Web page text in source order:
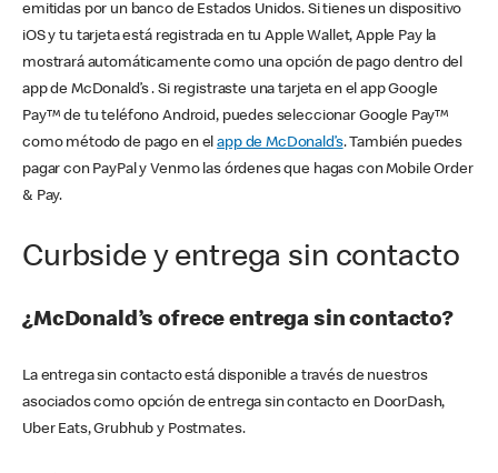
emitidas por un banco de Estados Unidos. Si tienes un dispositivo
iOS y tu tarjeta está registrada en tu Apple Wallet, Apple Pay la
mostrará automáticamente como una opción de pago dentro del
app de McDonald’s . Si registraste una tarjeta en el app Google
Pay™ de tu teléfono Android, puedes seleccionar Google Pay™
como método de pago en elapp de McDonald’s. También puedes
pagar con PayPal y Venmo las órdenes que hagas con Mobile Order
& Pay.
Curbside y entrega sin contacto
¿McDonald’s ofrece entrega sin contacto?
La entrega sin contacto está disponible a través de nuestros
asociados como opción de entrega sin contacto en DoorDash,
Uber Eats, Grubhub y Postmates.